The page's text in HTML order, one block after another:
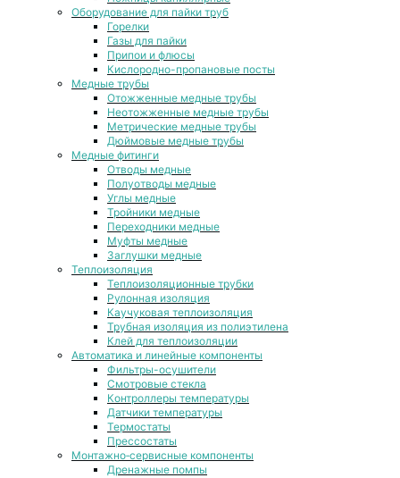
Оборудование для пайки труб
Горелки
Газы для пайки
Припои и флюсы
Кислородно-пропановые посты
Медные трубы
Отожженные медные трубы
Неотожженные медные трубы
Метрические медные трубы
Дюймовые медные трубы
Медные фитинги
Отводы медные
Полуотводы медные
Углы медные
Тройники медные
Переходники медные
Муфты медные
Заглушки медные
Теплоизоляция
Теплоизоляционные трубки
Рулонная изоляция
Каучуковая теплоизоляция
Трубная изоляция из полиэтилена
Клей для теплоизоляции
Автоматика и линейные компоненты
Фильтры-осушители
Смотровые стекла
Контроллеры температуры
Датчики температуры
Термостаты
Прессостаты
Монтажно‑сервисные компоненты
Дренажные помпы